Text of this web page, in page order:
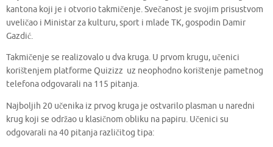
kantona koji je i otvorio takmičenje. Svečanost je svojim prisustvom
uveličao i Ministar za kulturu, sport i mlade TK, gospodin Damir
Gazdić.
Takmičenje se realizovalo u dva kruga. U prvom krugu, učenici
korištenjem platforme Quizizz uz neophodno korištenje pametnog
telefona odgovarali na 115 pitanja.
Najboljih 20 učenika iz prvog kruga je ostvarilo plasman u naredni
krug koji se održao u klasičnom obliku na papiru. Učenici su
odgovarali na 40 pitanja različitog tipa: